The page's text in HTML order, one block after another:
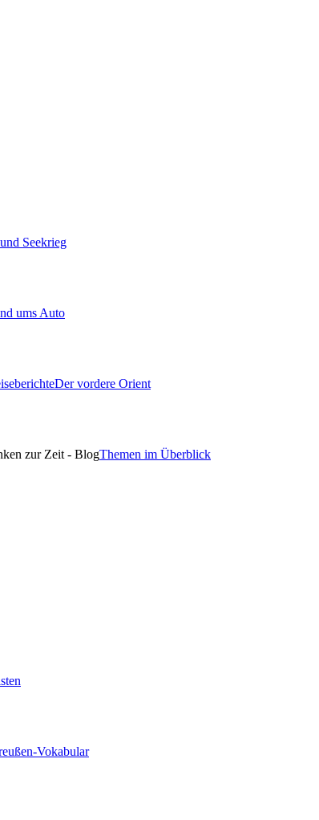
Seekrieg
ums Auto
Der vordere Orient
zur Zeit - BlogThemen im Überblick
Vokabular